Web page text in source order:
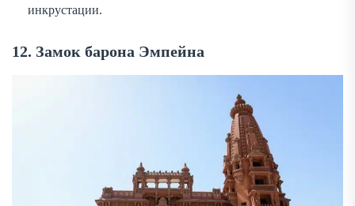
инкрустации.
12. Замок барона Эмпейна